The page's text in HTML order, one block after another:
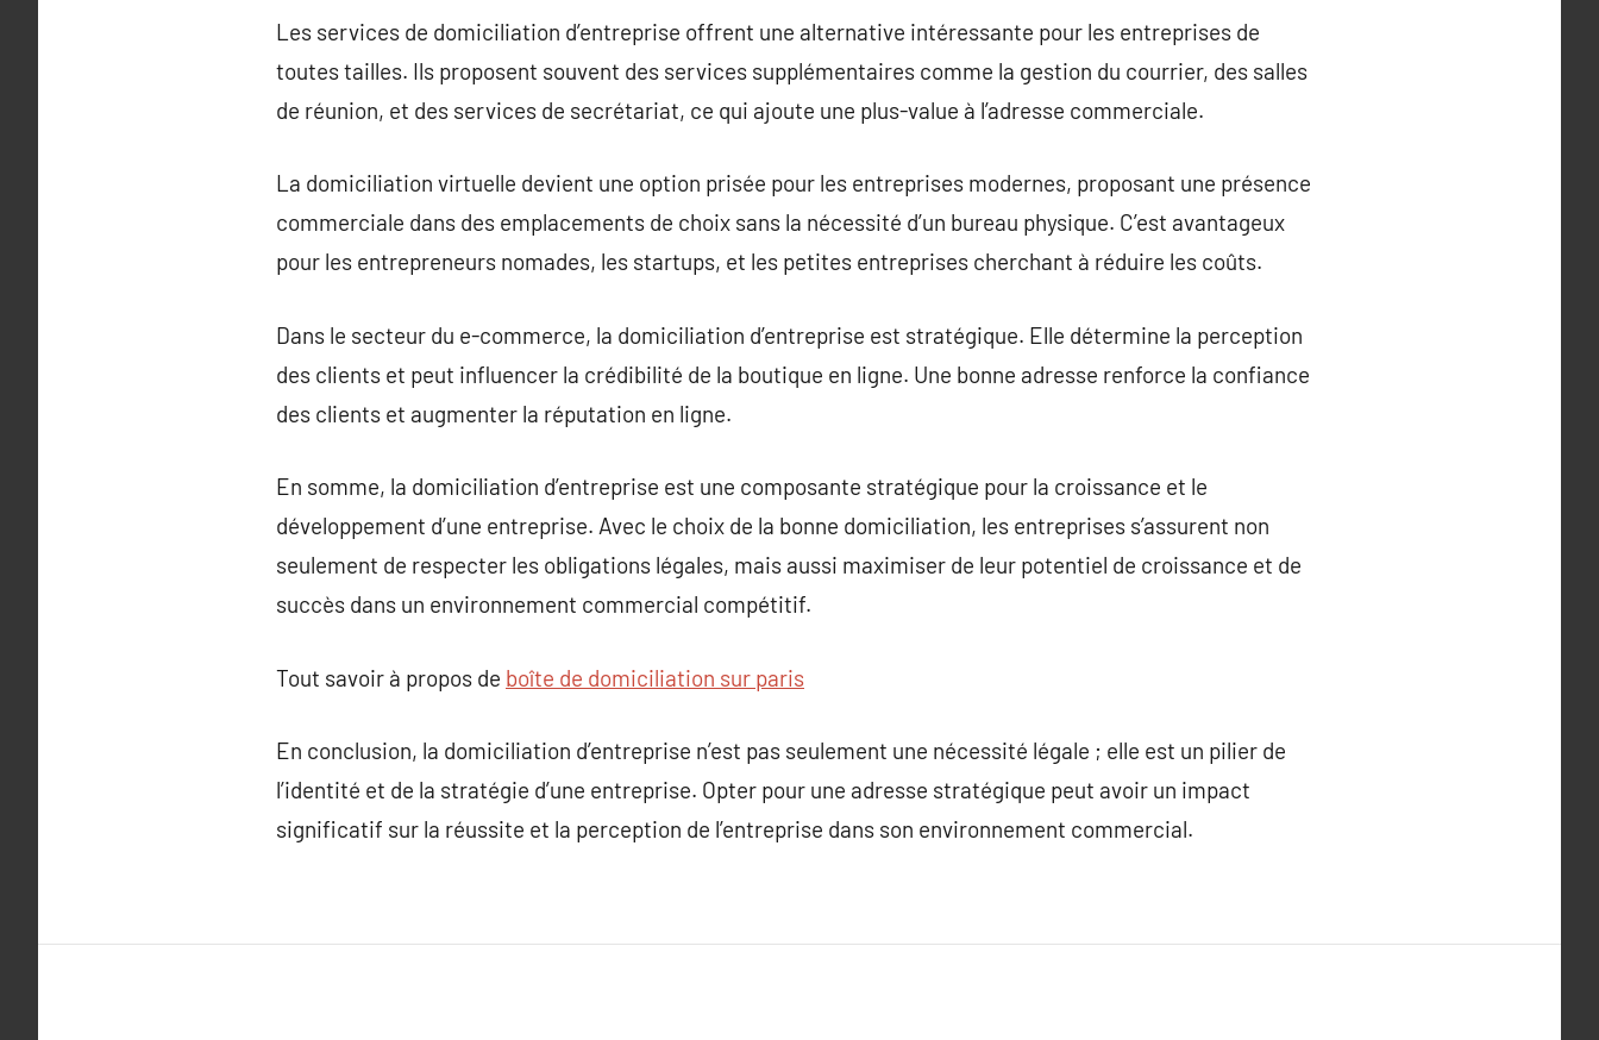
Les services de domiciliation d’entreprise offrent une alternative intéressante pour les entreprises de
toutes tailles. Ils proposent souvent des services supplémentaires comme la gestion du courrier, des salles
de réunion, et des services de secrétariat, ce qui ajoute une plus-value à l’adresse commerciale.
La domiciliation virtuelle devient une option prisée pour les entreprises modernes, proposant une présence
commerciale dans des emplacements de choix sans la nécessité d’un bureau physique. C’est avantageux
pour les entrepreneurs nomades, les startups, et les petites entreprises cherchant à réduire les coûts.
Dans le secteur du e-commerce, la domiciliation d’entreprise est stratégique. Elle détermine la perception
des clients et peut influencer la crédibilité de la boutique en ligne. Une bonne adresse renforce la confiance
des clients et augmenter la réputation en ligne.
En somme, la domiciliation d’entreprise est une composante stratégique pour la croissance et le
développement d’une entreprise. Avec le choix de la bonne domiciliation, les entreprises s’assurent non
seulement de respecter les obligations légales, mais aussi maximiser de leur potentiel de croissance et de
succès dans un environnement commercial compétitif.
Tout savoir à propos de boîte de domiciliation sur paris
En conclusion, la domiciliation d’entreprise n’est pas seulement une nécessité légale ; elle est un pilier de
l’identité et de la stratégie d’une entreprise. Opter pour une adresse stratégique peut avoir un impact
significatif sur la réussite et la perception de l’entreprise dans son environnement commercial.